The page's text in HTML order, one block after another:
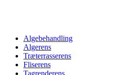
Algebehandling
Algerens
Træterrasserens
Fliserens
Tagrenderens